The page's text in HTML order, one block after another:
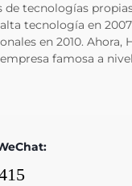
de tecnologías
tecnología en
en 2010. Ahora,
famosa a